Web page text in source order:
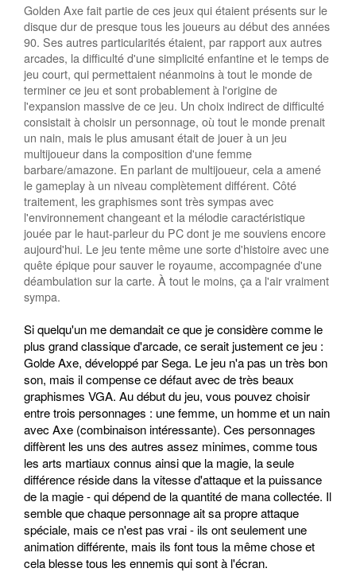
Golden Axe fait partie de ces jeux qui étaient présents sur le
disque dur de presque tous les joueurs au début des années
90. Ses autres particularités étaient, par rapport aux autres
arcades, la difficulté d'une simplicité enfantine et le temps de
jeu court, qui permettaient néanmoins à tout le monde de
terminer ce jeu et sont probablement à l'origine de
l'expansion massive de ce jeu. Un choix indirect de difficulté
consistait à choisir un personnage, où tout le monde prenait
un nain, mais le plus amusant était de jouer à un jeu
multijoueur dans la composition d'une femme
barbare/amazone. En parlant de multijoueur, cela a amené
le gameplay à un niveau complètement différent. Côté
traitement, les graphismes sont très sympas avec
l'environnement changeant et la mélodie caractéristique
jouée par le haut-parleur du PC dont je me souviens encore
aujourd'hui. Le jeu tente même une sorte d'histoire avec une
quête épique pour sauver le royaume, accompagnée d'une
déambulation sur la carte. À tout le moins, ça a l'air vraiment
sympa.
Si quelqu'un me demandait ce que je considère comme le
plus grand classique d'arcade, ce serait justement ce jeu :
Golde Axe, développé par Sega. Le jeu n'a pas un très bon
son, mais il compense ce défaut avec de très beaux
graphismes VGA. Au début du jeu, vous pouvez choisir
entre trois personnages : une femme, un homme et un nain
avec Axe (combinaison intéressante). Ces personnages
diffèrent les uns des autres assez minimes, comme tous
les arts martiaux connus ainsi que la magie, la seule
différence réside dans la vitesse d'attaque et la puissance
de la magie - qui dépend de la quantité de mana collectée. Il
semble que chaque personnage ait sa propre attaque
spéciale, mais ce n'est pas vrai - ils ont seulement une
animation différente, mais ils font tous la même chose et
cela blesse tous les ennemis qui sont à l'écran.